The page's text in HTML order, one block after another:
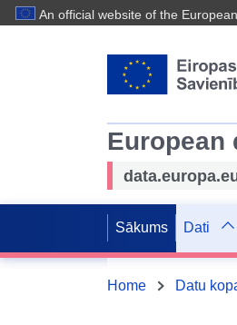
An official website of the
European
Sākums Dati
Home Datu